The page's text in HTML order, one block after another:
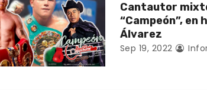
Cantautor
“Campeón”, en
Álvarez
Sep 19, 2022